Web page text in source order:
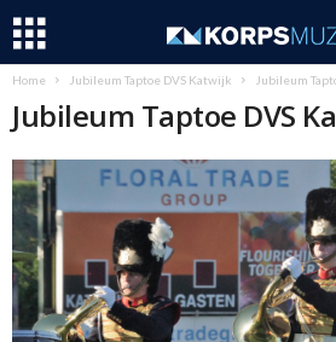
Home Jubileum Taptoe DVS Katwijk Jubileum
Jubileum Taptoe DVS